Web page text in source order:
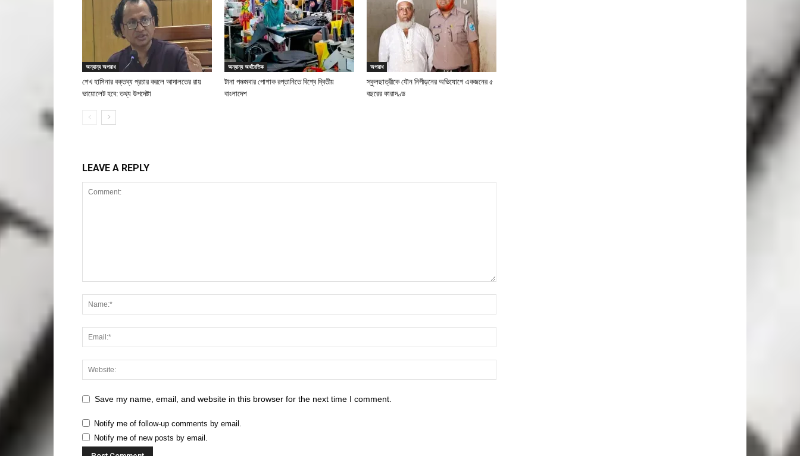
অন্যান্য অপরাধ
শেখ হাসিনার বক্তব্য প্রচার করলে আদালতের রায়
ভায়োলেট হবে: তথ্য উপদেষ্টা
অন্যান্য অর্থনৈতিক
টানা পঞ্চমবার পোশাক রপ্তানিতে বিশ্বে দ্বিতীয়
বাংলাদেশ
অপরাধ
স্কুলছাত্রীকে যৌন নিপীড়নের অভিযোগে একজনের ৫
বছরের কারাদণ্ড
LEAVE A REPLY
Save my name, email, and website in this browser for the next time I comment.
Notify me of follow-up comments by email.
Notify me of new posts by email.